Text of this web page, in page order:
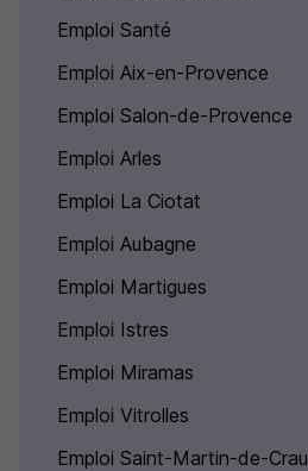
Emploi Santé
Emploi Aix-en-Provence
Emploi Salon-de-Provence
Emploi Arles
Emploi La Ciotat
Emploi Aubagne
Emploi Martigues
Emploi Istres
Emploi Miramas
Emploi Vitrolles
Emploi Saint-Martin-de-Crau